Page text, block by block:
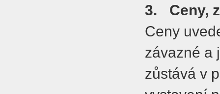
3.
Ceny,
Ceny
závazné a
zůstává v